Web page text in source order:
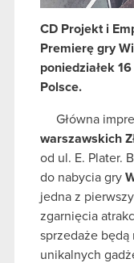
CD Projekt i
Premierę gry
poniedziałek
Polsce.
Główna
warszawskich
od ul. E. Plater.
do nabycia gry
jedna z
zgarnięcia
sprzedaże będą
unikalnych